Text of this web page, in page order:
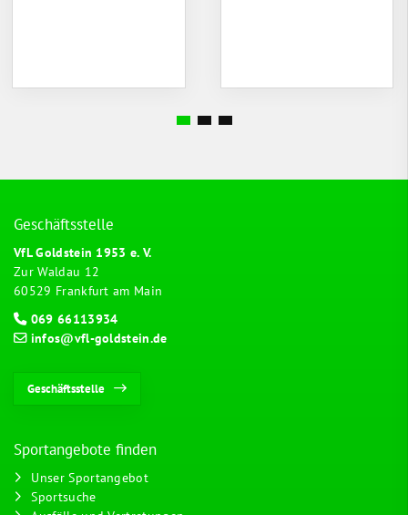
Geschäftsstelle
VfL Goldstein 1953 e. V.
Zur Waldau 12
60529 Frankfurt am Main
069 66113934
infos@vfl-goldstein.de
Geschäftsstelle
Sportangebote finden
Unser Sportangebot
Sportsuche